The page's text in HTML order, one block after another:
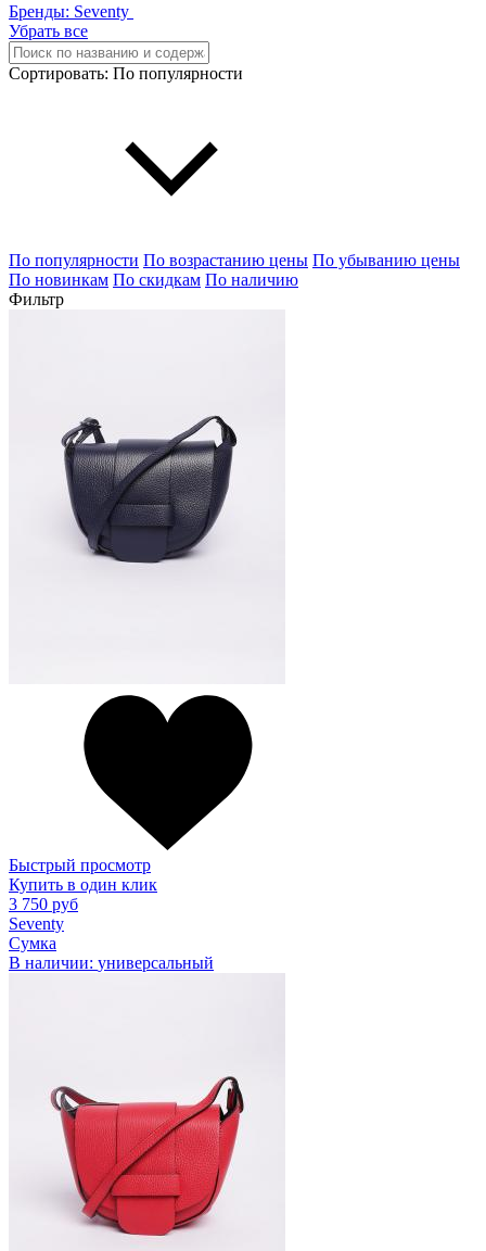
Бренды: Seventy
Убрать все
Сортировать: По популярности
По популярности По возрастанию цены По убыванию цены
По новинкам По скидкам По наличию
Фильтр
Быстрый просмотр
Купить в один клик
3 750 руб
Seventy
Сумка
В наличии: универсальный